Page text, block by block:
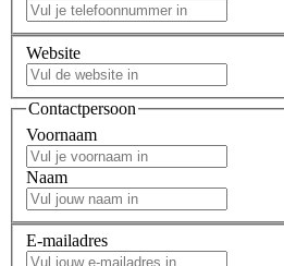
Website
Contactpersoon
Voornaam
Naam
E-mailadres